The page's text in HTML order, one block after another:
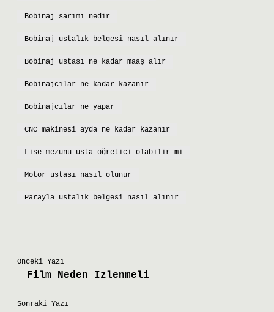
Bobinaj sarımı nedir
Bobinaj ustalık belgesi nasıl alınır
Bobinaj ustası ne kadar maaş alır
Bobinajcılar ne kadar kazanır
Bobinajcılar ne yapar
CNC makinesi ayda ne kadar kazanır
Lise mezunu usta öğretici olabilir mi
Motor ustası nasıl olunur
Parayla ustalık belgesi nasıl alınır
Önceki Yazı
Film Neden Izlenmeli
Sonraki Yazı